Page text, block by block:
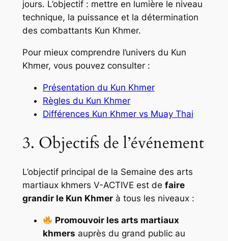
jours. L’objectif : mettre en lumière le niveau
technique, la puissance et la détermination
des combattants Kun Khmer.
Pour mieux comprendre l’univers du Kun
Khmer, vous pouvez consulter :
Présentation du Kun Khmer
Règles du Kun Khmer
Différences Kun Khmer vs Muay Thai
3. Objectifs de l’événement
L’objectif principal de la Semaine des arts
martiaux khmers V-ACTIVE est de faire
grandir le Kun Khmerà tous les niveaux :
Promouvoir les arts martiaux
khmers auprès du grand public au